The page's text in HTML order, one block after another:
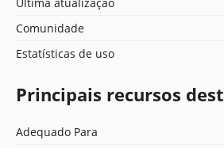
Comunidade
Estatísticas de uso
Principais recursos
Adequado Para